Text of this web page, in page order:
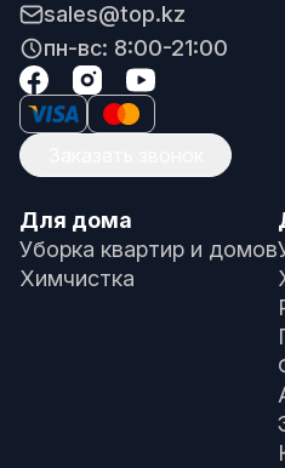
sales@top.kz
пн-вс: 8:00-21:00
Для дома
Уборка квартир и домов
Химчистка